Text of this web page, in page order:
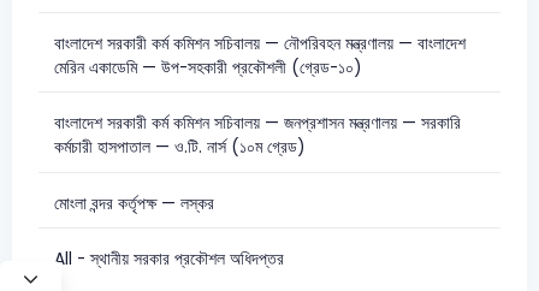
বাংলাদেশ সরকারী কর্ম কমিশন সচিবালয় — নৌপরিবহন মন্ত্রণালয় — বাংলাদেশ
মেরিন একাডেমি — উপ-সহকারী প্রকৌশলী (গ্রেড-১০)
বাংলাদেশ সরকারী কর্ম কমিশন সচিবালয় — জনপ্রশাসন মন্ত্রণালয় — সরকারি
কর্মচারী হাসপাতাল — ও.টি. নার্স (১০ম গ্রেড)
মোংলা বন্দর কর্তৃপক্ষ — লস্কর
All - স্থানীয় সরকার প্রকৌশল অধিদপ্তর